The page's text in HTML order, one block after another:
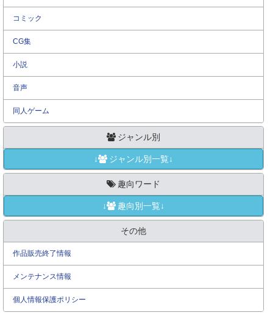
コミック
CG集
小説
音声
同人ゲーム
ジャンル別
↓ ジャンル別一覧↓
趣向ワード
↓ 趣向別一覧↓
その他
作品販売終了情報
メンテナンス情報
個人情報保護ポリシー